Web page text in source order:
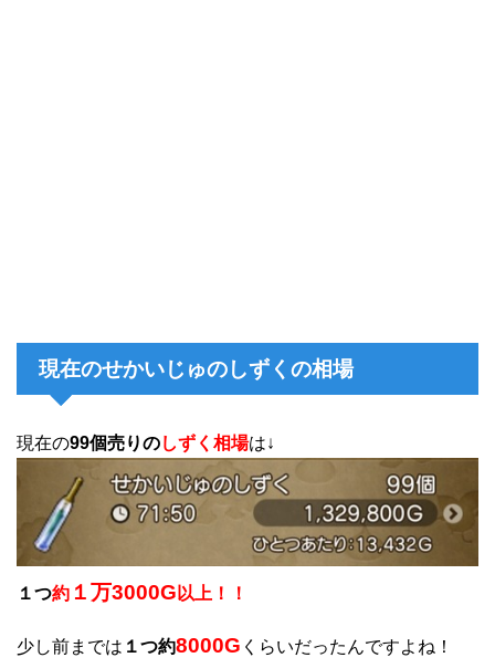
現在のせかいじゅのしずくの相場
現在の99個売りのしずく相場は↓
１つ約 １万3000G 以上！！
少し前までは １つ約8000G くらいだったんですよね！